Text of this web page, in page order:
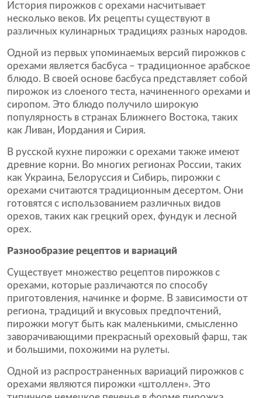
История пирожков с орехами насчитывает
несколько веков. Их рецепты существуют в
различных кулинарных традициях разных народов.
Одной из первых упоминаемых версий пирожков с
орехами является басбуса – традиционное арабское
блюдо. В своей основе басбуса представляет собой
пирожок из слоеного теста, начиненного орехами и
сиропом. Это блюдо получило широкую
популярность в странах Ближнего Востока, таких
как Ливан, Иордания и Сирия.
В русской кухне пирожки с орехами также имеют
древние корни. Во многих регионах России, таких
как Украина, Белоруссия и Сибирь, пирожки с
орехами считаются традиционным десертом. Они
готовятся с использованием различных видов
орехов, таких как грецкий орех, фундук и лесной
орех.
Разнообразие рецептов и вариаций
Существует множество рецептов пирожков с
орехами, которые различаются по способу
приготовления, начинке и форме. В зависимости от
региона, традиций и вкусовых предпочтений,
пирожки могут быть как маленькими, смысленно
заворачивающими прекрасный ореховый фарш, так
и большими, похожими на рулеты.
Одной из распространенных вариаций пирожков с
орехами являются пирожки «штоллен». Это